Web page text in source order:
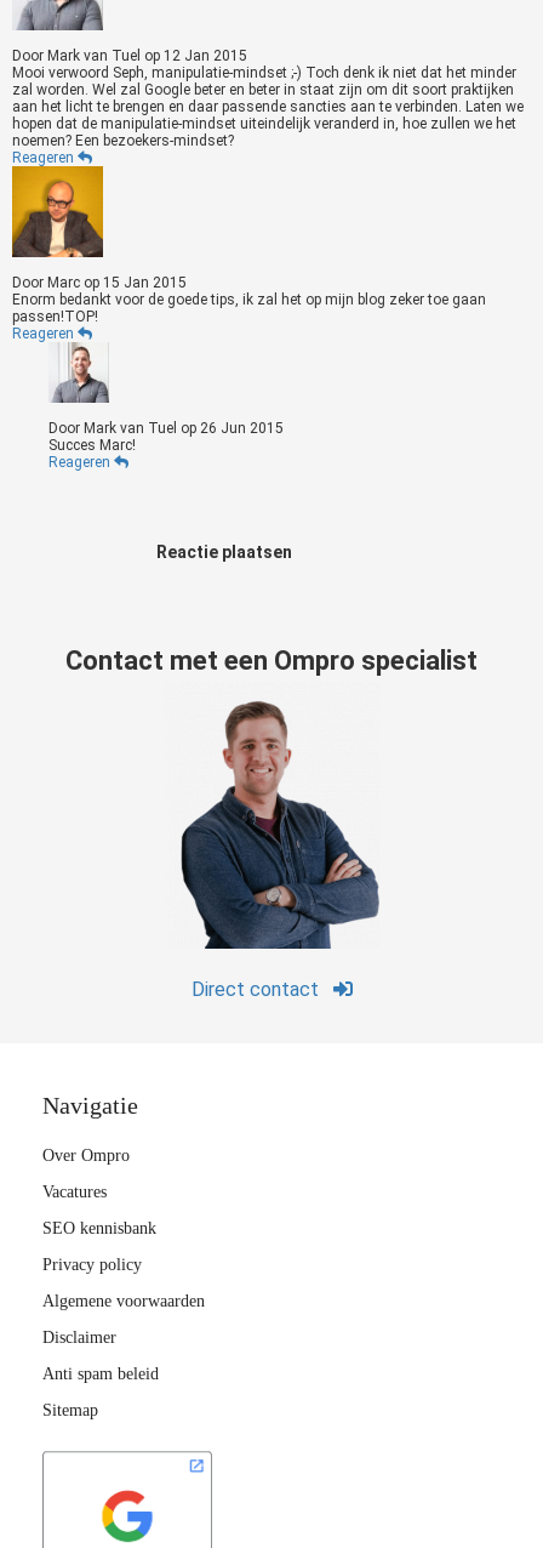
Door Mark van Tuel op 12 Jan 2015
Mooi verwoord Seph, manipulatie-mindset ;-) Toch denk ik niet dat het minder
zal worden. Wel zal Google beter en beter in staat zijn om dit soort praktijken
aan het licht te brengen en daar passende sancties aan te verbinden. Laten we
hopen dat de manipulatie-mindset uiteindelijk veranderd in, hoe zullen we het
noemen? Een bezoekers-mindset?
Reageren
Door Marc op 15 Jan 2015
Enorm bedankt voor de goede tips, ik zal het op mijn blog zeker toe gaan
passen!TOP!
Reageren
Door Mark van Tuel op 26 Jun 2015
Succes Marc!
Reageren
Reactie plaatsen
Contact met een Ompro specialist
Direct contact
Navigatie
Over Ompro
Vacatures
SEO kennisbank
Privacy policy
Algemene voorwaarden
Disclaimer
Anti spam beleid
Sitemap